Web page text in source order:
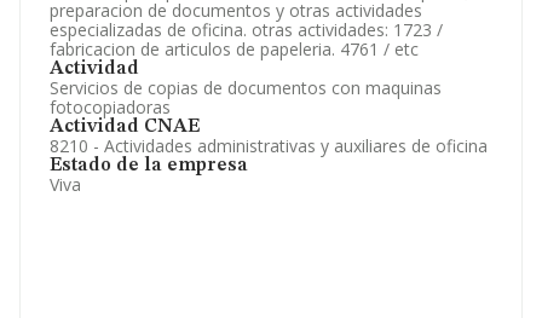
preparacion de documentos y otras actividades
especializadas de oficina. otras actividades: 1723 /
fabricacion de articulos de papeleria. 4761 / etc
Actividad
Servicios de copias de documentos con maquinas
fotocopiadoras
Actividad CNAE
8210 - Actividades administrativas y auxiliares de oficina
Estado de la empresa
Viva